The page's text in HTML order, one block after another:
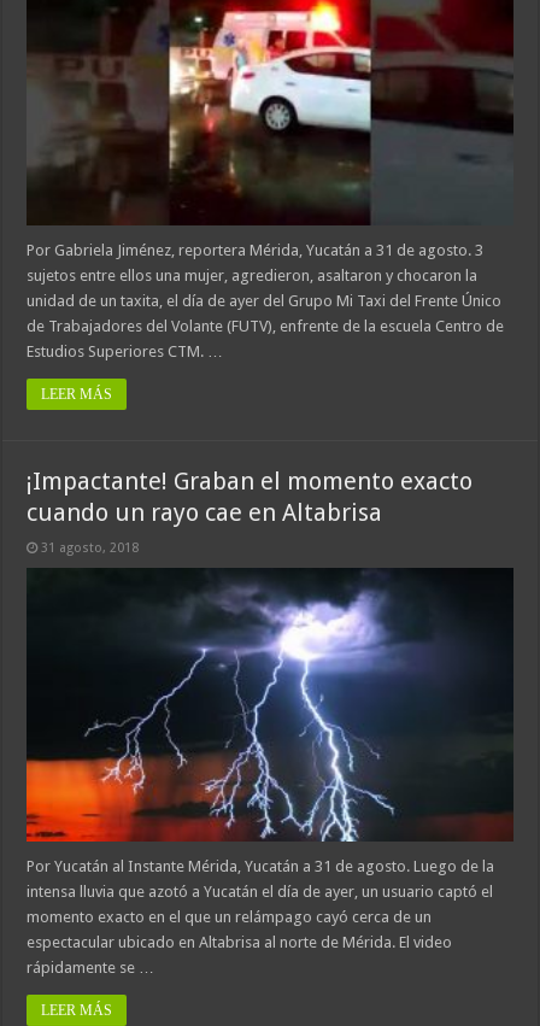
Por Gabriela Jiménez, reportera Mérida, Yucatán a 31 de agosto. 3
sujetos entre ellos una mujer, agredieron, asaltaron y chocaron la
unidad de un taxita, el día de ayer del Grupo Mi Taxi del Frente Único
de Trabajadores del Volante (FUTV), enfrente de la escuela Centro de
Estudios Superiores CTM. …
LEER MÁS
¡Impactante! Graban el momento exacto
cuando un rayo cae en Altabrisa
31 agosto, 2018
Por Yucatán al Instante Mérida, Yucatán a 31 de agosto. Luego de la
intensa lluvia que azotó a Yucatán el día de ayer, un usuario captó el
momento exacto en el que un relámpago cayó cerca de un
espectacular ubicado en Altabrisa al norte de Mérida. El video
rápidamente se …
LEER MÁS